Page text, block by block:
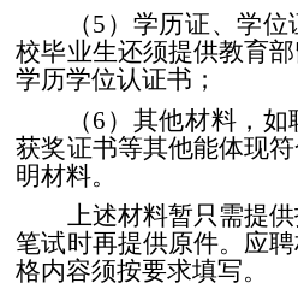
（5 ）学历证、学
校毕业生还须提供教育
学历学位认证书；
（6 ）其他材料，如
获奖证书等其他能体现
明材料。
上述材料暂只需提
笔试时再提供原件。应
格内容须按要求填写。